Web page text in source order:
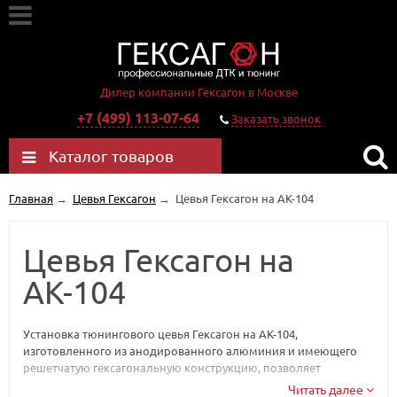
Дилер компании Гексагон в Москве
+7 (499) 113-07-64 Заказать звонок
Каталог товаров
Главная → Цевья Гексагон → Цевья Гексагон на АК-104
Цевья Гексагон на
АК-104
Установка тюнингового цевья Гексагон на АК-104,
изготовленного из анодированного алюминия и имеющего
решетчатую гексагональную конструкцию, позволяет
добиться значительной экономии массы и улучшитьЧитать далее